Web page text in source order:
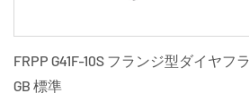
FRPP G41F-10S フランジ型ダイヤフ
GB 標準